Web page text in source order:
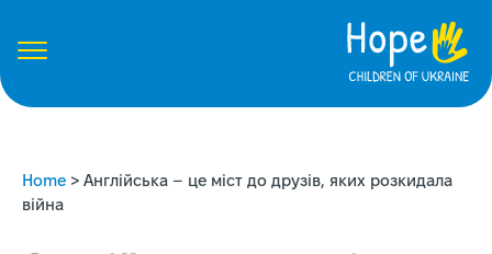
Home > Англійська – це міст до друзів, яких розкидала
війна